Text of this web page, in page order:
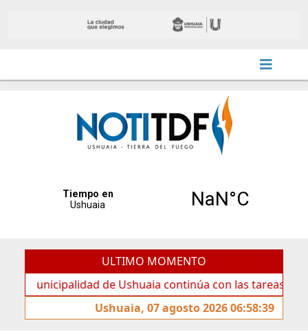
ULTIMO MOMENTO
de Ushuaia continúa con las tareas de
Ushuaia, 07 agosto 2026 06:58:39